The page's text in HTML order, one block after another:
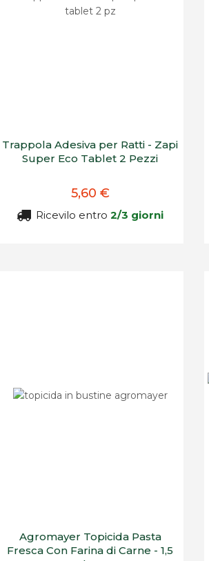
Trappola Adesiva per Ratti - Zapi
Super Eco Tablet 2 Pezzi
5,60 €
Ricevilo entro2/3 giorni
Agromayer Topicida Pasta
Fresca Con Farina di Carne - 1,5